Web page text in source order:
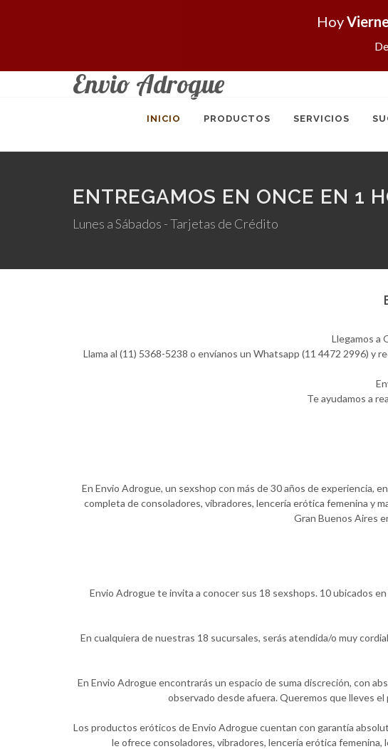
Hoy
Envio Adrogue
INICIO PRODUCTOS SERVICIOS
ENTREGAMOS EN ONCE EN 1
Lunes a Sábados - Tarjetas de Crédito
Llegamos a
Llama al (11) 5368-5238 o envíanos un Whatsapp (11 4472 2996)
Te ayudamos a
En Envio Adrogue, un sexshop con más de 30 años de experiencia,
completa de consoladores, vibradores, lencería erótica femenina y
Gran Buenos Aires
Envio Adrogue te invita a conocer sus 18 sexshops. 10 ubicados
En cualquiera de nuestras 18 sucursales, serás atendida/o muy
En Envio Adrogue encontrarás un espacio de suma discreción, con
observado desde afuera. Queremos que lleves
Los productos eróticos de Envio Adrogue cuentan con garantía
le ofrece consoladores, vibradores, lencería erótica